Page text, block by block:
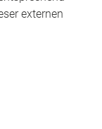
externen